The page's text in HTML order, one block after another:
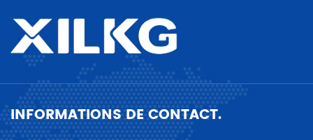
INFORMATIONS DE CONTACT.